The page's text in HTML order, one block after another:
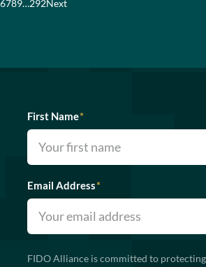
6789…292Next
First Name*
Email Address*
FIDO Alliance is committed to